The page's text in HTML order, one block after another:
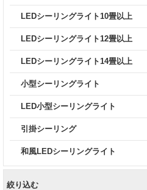
LEDシーリングライト10畳以上
LEDシーリングライト12畳以上
LEDシーリングライト14畳以上
小型シーリングライト
LED小型シーリングライト
引掛シーリング
和風LEDシーリングライト
絞り込む